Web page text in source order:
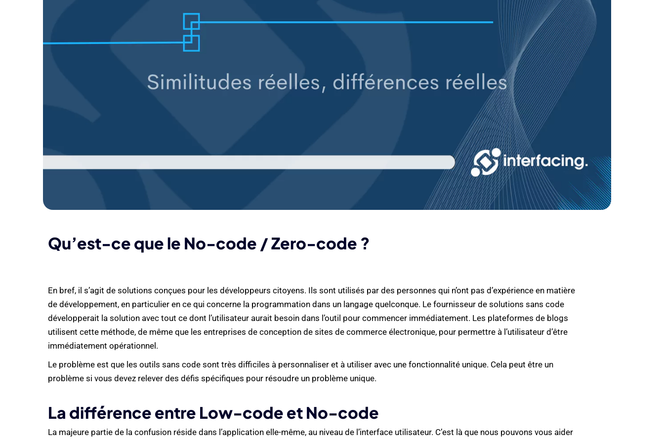
Qu’est-ce que le No-code / Zero-code ?
En bref, il s’agit de solutions conçues pour les développeurs citoyens. Ils sont utilisés par des personnes qui n’ont pas d’expérience en matière
de développement, en particulier en ce qui concerne la programmation dans un langage quelconque. Le fournisseur de solutions sans code
développerait la solution avec tout ce dont l’utilisateur aurait besoin dans l’outil pour commencer immédiatement. Les plateformes de blogs
utilisent cette méthode, de même que les entreprises de conception de sites de commerce électronique, pour permettre à l’utilisateur d’être
immédiatement opérationnel.
Le problème est que les outils sans code sont très difficiles à personnaliser et à utiliser avec une fonctionnalité unique. Cela peut être un
problème si vous devez relever des défis spécifiques pour résoudre un problème unique.
La différence entre Low-code et No-code
La majeure partie de la confusion réside dans l’application elle-même, au niveau de l’interface utilisateur. C’est là que nous pouvons vous aider